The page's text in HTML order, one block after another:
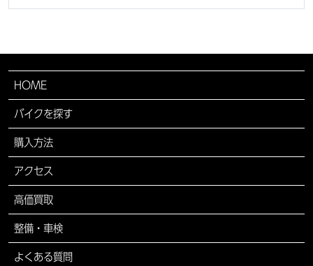
HOME
バイクを探す
購入方法
アクセス
高価買取
整備・車検
よくある質問